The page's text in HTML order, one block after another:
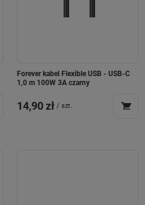
Forever kabel Flexible USB - USB-C
1,0 m 100W 3A czarny
14,90 zł / szt.